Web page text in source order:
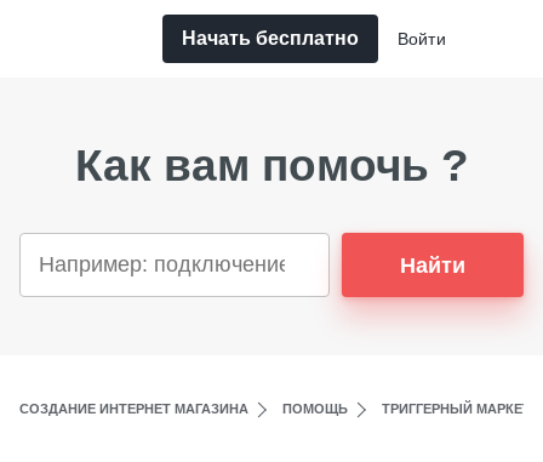
Начать бесплатно Войти
Как вам помочь ?
Найти
СОЗДАНИЕ ИНТЕРНЕТ МАГАЗИНА ПОМОЩЬ ТРИГГЕРНЫЙ